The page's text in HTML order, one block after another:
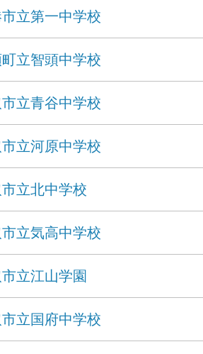
立第一中学校
立智頭中学校
立青谷中学校
立河原中学校
立北中学校
立気高中学校
立江山学園
立国府中学校